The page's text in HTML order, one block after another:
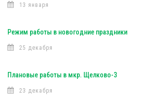
13 января
Режим работы в новогодние праздники
25 декабря
Плановые работы в мкр. Щелково-3
23 декабря